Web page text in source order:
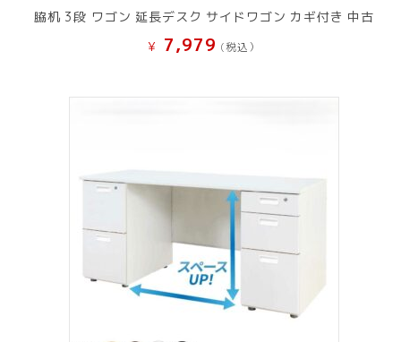
脇机 3段 ワゴン 延長デスク サイドワゴン カギ付き 中古
¥ 7,979 (税込）